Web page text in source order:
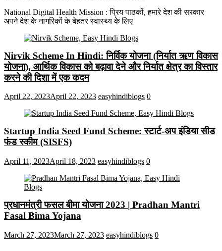
National Digital Health Mission : प्रिय पाठकों, हमारे देश की सरकार
अपने देश के नागरिकों के बेहतर स्वास्थ्य के लिए
Nirvik Scheme In Hindi: निर्विक योजना (निर्यात ऋण विकास
योजना), आर्थिक विकास को बढ़ावा देने और निर्यात क्षेत्र का विस्तार
करने की दिशा में एक कदम
April 22, 2023April 22, 2023 easyhindiblogs 0
Startup India Seed Fund Scheme: स्टार्ट-अप इंडिया सीड
फंड स्कीम (SISFS)
April 11, 2023April 18, 2023 easyhindiblogs 0
प्रधानमंत्री फसल बीमा योजना 2023 | Pradhan Mantri
Fasal Bima Yojana
March 27, 2023March 27, 2023 easyhindiblogs 0